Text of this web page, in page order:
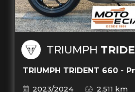
TRIUMPH
TRIUMPH TRIDENT 660 -
2023/2024
2.511 km